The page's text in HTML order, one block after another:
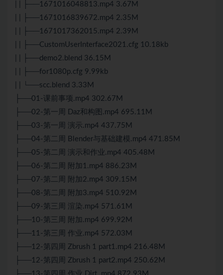
| | ├──1671016048813.mp4 3.67M
| | ├──1671016839672.mp4 2.35M
| | ├──1671017362015.mp4 2.39M
| | ├──CustomUserInterface2021.cfg 10.18kb
| | ├──demo2.blend 36.15M
| | ├──for1080p.cfg 9.99kb
| | └──scc.blend 3.33M
├──01-课前事项.mp4 302.67M
├──02-第一周 Daz和构图.mp4 695.11M
├──03-第一周 演示.mp4 437.75M
├──04-第二周 Blender与基础建模.mp4 471.85M
├──05-第二周 演示和作业.mp4 405.48M
├──06-第二周 附加1.mp4 886.23M
├──07-第二周 附加2.mp4 309.15M
├──08-第二周 附加3.mp4 510.92M
├──09-第三周 渲染.mp4 571.61M
├──10-第三周 附加.mp4 699.92M
├──11-第三周 作业.mp4 572.03M
├──12-第四周 Zbrush 1 part1.mp4 216.48M
├──12-第四周 Zbrush 1 part2.mp4 250.62M